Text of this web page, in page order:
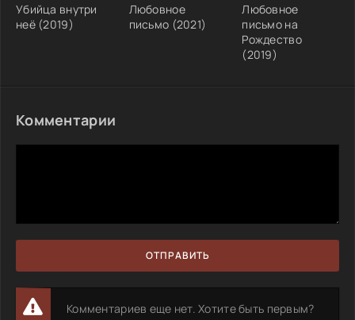
Убийца внутри
неё (2019)
Любовное
письмо (2021)
Любовное
письмо на
Рождество
(2019)
Комментарии
ОТПРАВИТЬ
Комментариев еще нет. Хотите быть первым?